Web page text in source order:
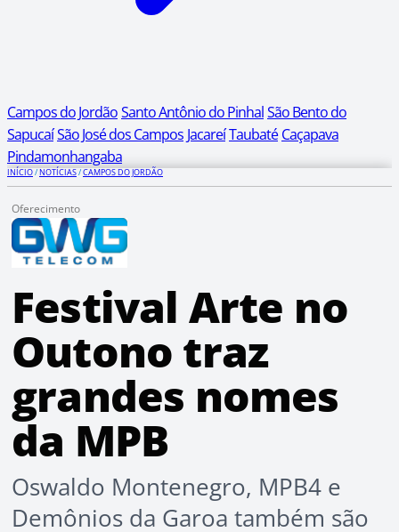
Campos do JordãoSanto Antônio do PinhalSão Bento do
SapucaíSão José dos Campos JacareíTaubaté Caçapava
Pindamonhangaba
INÍCIO/NOTÍCIAS/CAMPOS DO JORDÃO
Oferecimento
Festival Arte no
Outono traz
grandes nomes
da MPB
Oswaldo Montenegro, MPB4 e
Demônios da Garoa também são